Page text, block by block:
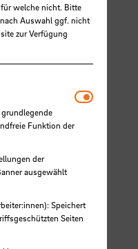
Bremen
und Architekten
Architekten und
und
Mobilität,
Bremen
welche nicht. Bitte
Auswahl ggf. nicht
zur Verfügung
Funktion der
der
ausgewählt
Speichert
Seiten